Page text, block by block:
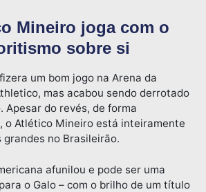
Mineiro joga com o
sobre si
um bom jogo na Arena da
mas acabou sendo derrotado
Apesar do revés, de forma
o Atlético Mineiro está inteiramente
grandes no Brasileirão.
afunilou e pode ser uma
o Galo – com o brilho de um título